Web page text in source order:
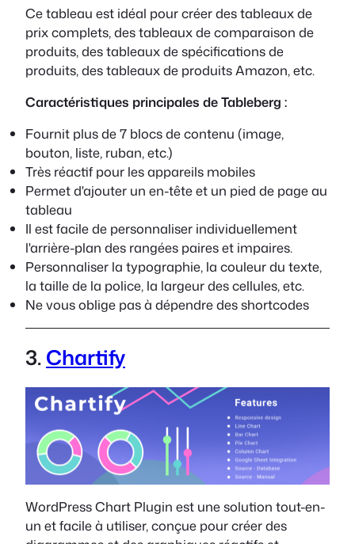
Ce tableau est idéal pour créer des tableaux de
prix complets, des tableaux de comparaison de
produits, des tableaux de spécifications de
produits, des tableaux de produits Amazon, etc.
Caractéristiques principales de Tableberg :
Fournit plus de 7 blocs de contenu (image,
bouton, liste, ruban, etc.)
Très réactif pour les appareils mobiles
Permet d'ajouter un en-tête et un pied de page au
tableau
Il est facile de personnaliser individuellement
l'arrière-plan des rangées paires et impaires.
Personnaliser la typographie, la couleur du texte,
la taille de la police, la largeur des cellules, etc.
Ne vous oblige pas à dépendre des shortcodes
3.Chartify
WordPress Chart Plugin est une solution tout-en-
un et facile à utiliser, conçue pour créer des